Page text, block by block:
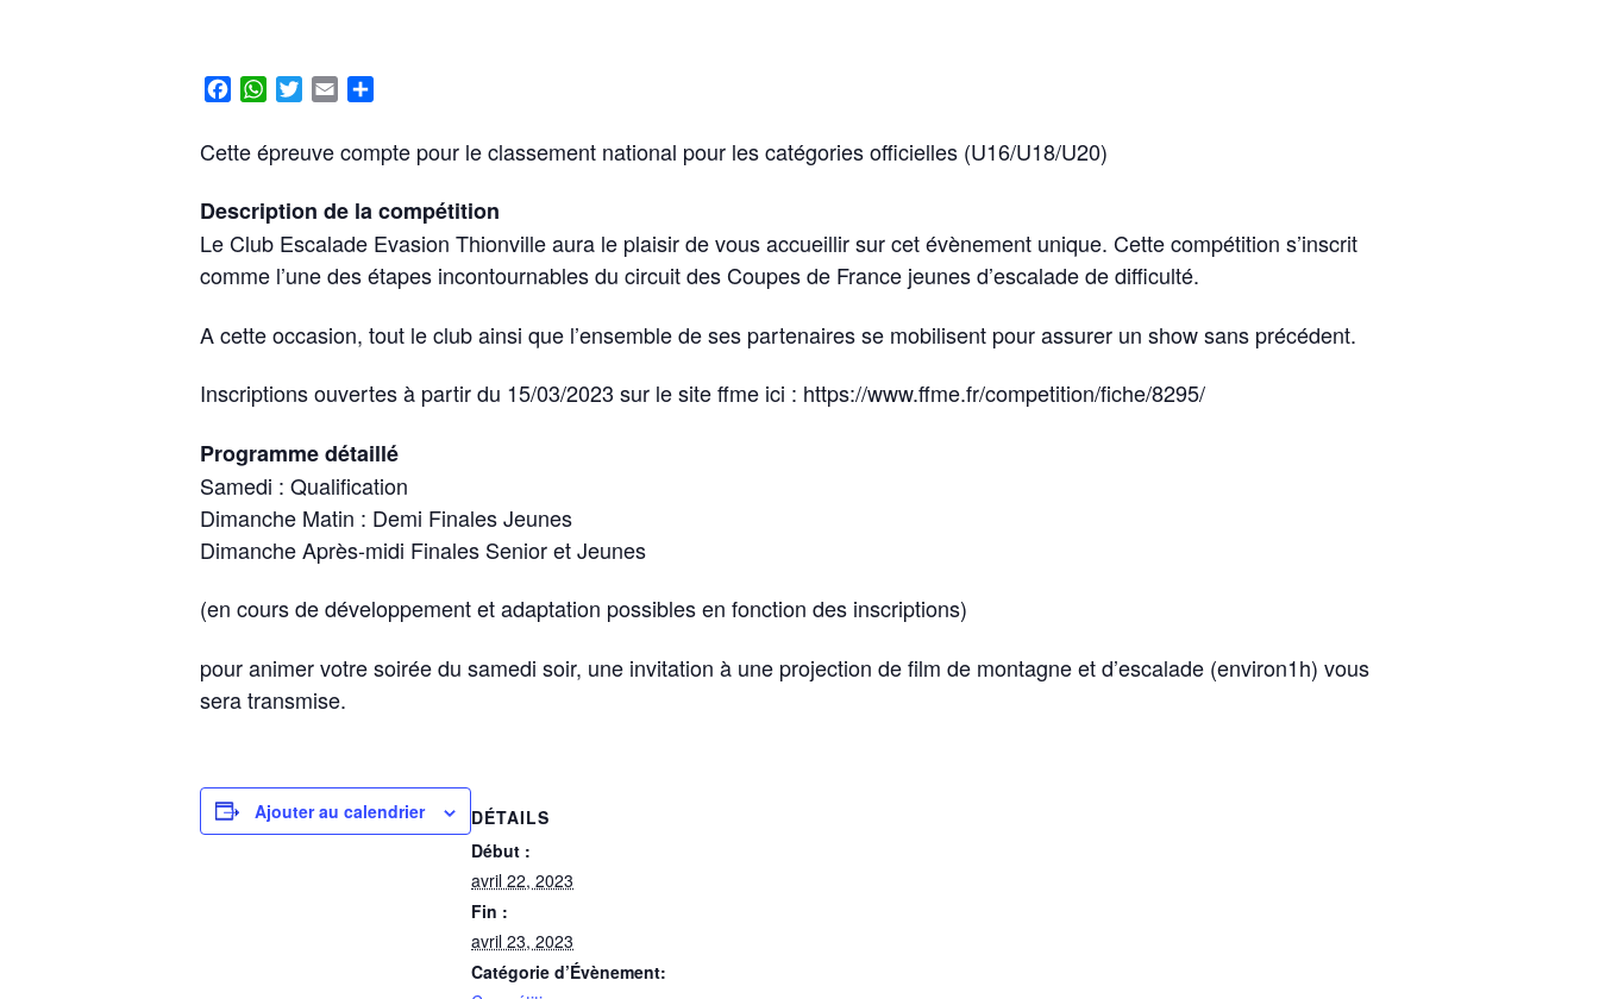
c
e
o
o
k
W
t
A
p
p
t
e
r
i
t
g
e
r
Cette épreuve compte pour le classement national pour les catégories officielles (U16/U18/U20)
Description de la compétition
Le Club Escalade Evasion Thionville aura le plaisir de vous accueillir sur cet évènement unique. Cette compétition s’inscrit
comme l’une des étapes incontournables du circuit des Coupes de France jeunes d’escalade de difficulté.
A cette occasion, tout le club ainsi que l’ensemble de ses partenaires se mobilisent pour assurer un show sans précédent.
Inscriptions ouvertes à partir du 15/03/2023 sur le site ffme ici : https://www.ffme.fr/competition/fiche/8295/
Programme détaillé
Samedi : Qualification
Dimanche Matin : Demi Finales Jeunes
Dimanche Après-midi Finales Senior et Jeunes
(en cours de développement et adaptation possibles en fonction des inscriptions)
pour animer votre soirée du samedi soir, une invitation à une projection de film de montagne et d’escalade (environ1h) vous
sera transmise.
Ajouter au calendrier
DÉTAILS
Début :
avril 22, 2023
Fin :
avril 23, 2023
Catégorie d’Évènement: